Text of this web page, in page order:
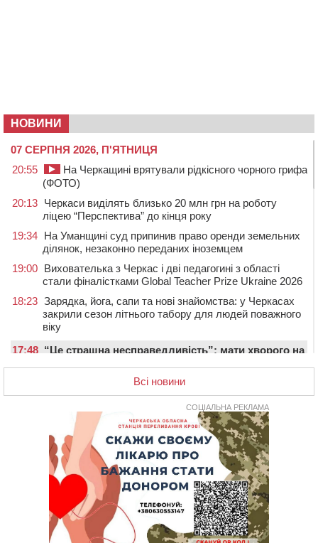
НОВИНИ
07 СЕРПНЯ 2026, П'ЯТНИЦЯ
20:55
На Черкащині врятували рідкісного чорного грифа
(ФОТО)
20:13 Черкаси виділять близько 20 млн грн на роботу
ліцею “Перспектива” до кінця року
19:34 На Уманщині суд припинив право оренди земельних
ділянок, незаконно переданих іноземцем
19:00 Вихователька з Черкас і дві педагогині з області
стали фіналістками Global Teacher Prize Ukraine 2026
18:23 Зарядка, йога, сапи та нові знайомства: у Черкасах
закрили сезон літнього табору для людей поважного
віку
17:48 “Це страшна несправедливість”: мати хворого на
ОВА виділити кошти на дороговартісні ліки
17:15 На Уманщині судитимуть колишню очільницю відділу
освіти через закупівлю електрики за завищеною
У Черкасах провели в останню путь двох
загиблих воїнів
До 1 вересня у Черкасах оновлюють дорожню
розмітку біля навчальних закладів (ФОТОФАКТ)
На честь загиблого захисника і чемпіона світу в
Черкасах відкрили спортивно-реабілітаційний центр
Всі новини
СОЦІАЛЬНА РЕКЛАМА